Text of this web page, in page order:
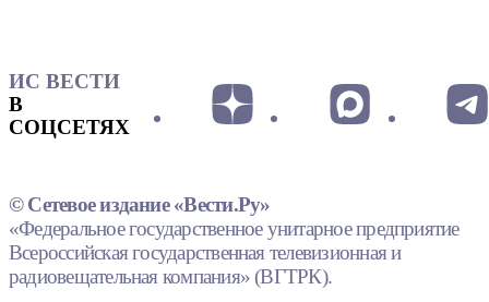
ИС ВЕСТИ
В
СОЦСЕТЯХ
© Сетевое издание «Вести.Ру»
«Федеральное государственное унитарное предприятие
Всероссийская государственная телевизионная и
радиовещательная компания» (ВГТРК).